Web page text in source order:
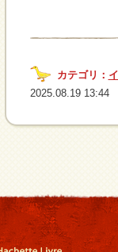
カテゴリ：
2025.08.19 13:44